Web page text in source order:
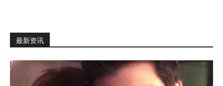
最新资讯